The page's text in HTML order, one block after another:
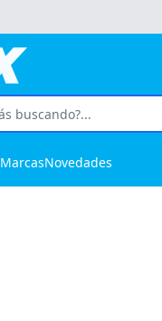
MarcasNovedades